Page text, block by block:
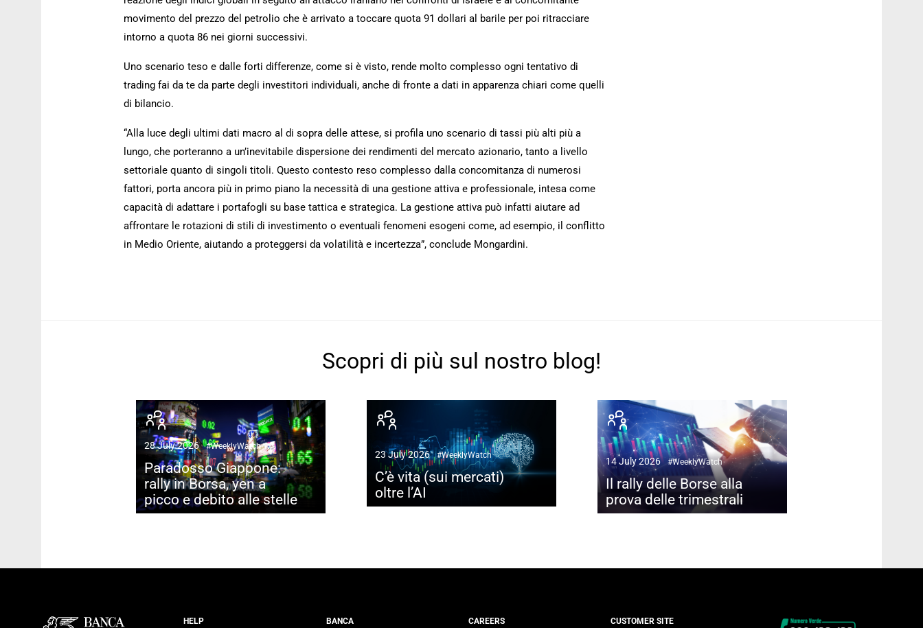
movimento del prezzo del petrolio che è arrivato a toccare quota 91 dollari al barile per poi ritracciare
intorno a quota 86 nei giorni successivi.
Uno scenario teso e dalle forti differenze, come si è visto, rende molto complesso ogni tentativo di
trading fai da te da parte degli investitori individuali, anche di fronte a dati in apparenza chiari come quelli
di bilancio.
“Alla luce degli ultimi dati macro al di sopra delle attese, si profila uno scenario di tassi più alti più a
lungo, che porteranno a un’inevitabile dispersione dei rendimenti del mercato azionario, tanto a livello
settoriale quanto di singoli titoli. Questo contesto reso complesso dalla concomitanza di numerosi
fattori, porta ancora più in primo piano la necessità di una gestione attiva e professionale, intesa come
capacità di adattare i portafogli su base tattica e strategica. La gestione attiva può infatti aiutare ad
affrontare le rotazioni di stili di investimento o eventuali fenomeni esogeni come, ad esempio, il conflitto
in Medio Oriente, aiutando a proteggersi da volatilità e incertezza”, conclude Mongardini.
Scopri di più sul nostro blog!
28 July 2026 #WeeklyWatch
Paradosso Giappone:
rally in Borsa, yen a
picco e debito alle stelle
23 July 2026 #WeeklyWatch
C’è vita (sui mercati)
oltre l’AI
14 July 2026 #WeeklyWatch
Il rally delle Borse alla
prova delle trimestrali
HELP BANCA CAREERS CUSTOMER SITE